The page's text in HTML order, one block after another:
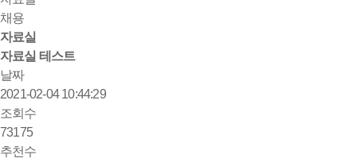
채용
자료실
자료실 테스트
날짜
2021-02-04 10:44:29
조회수
73175
추천수